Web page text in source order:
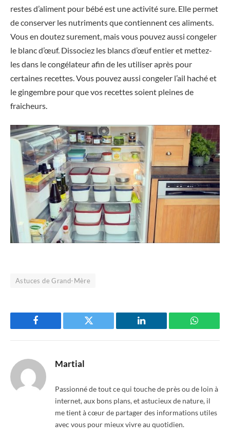
restes d’aliment pour bébé est une activité sure. Elle permet
de conserver les nutriments que contiennent ces aliments.
Vous en doutez surement, mais vous pouvez aussi congeler
le blanc d’œuf. Dissociez les blancs d’œuf entier et mettez-
les dans le congélateur afin de les utiliser après pour
certaines recettes. Vous pouvez aussi congeler l’ail haché et
le gingembre pour que vos recettes soient pleines de
fraicheurs.
Astuces de Grand-Mère
Facebook Twitter LinkedIn
Martial
Passionné de tout ce qui touche de près ou de loin à
internet, aux bons plans, et astucieux de nature, il
me tient à cœur de partager des informations utiles
avec vous pour mieux vivre au quotidien.